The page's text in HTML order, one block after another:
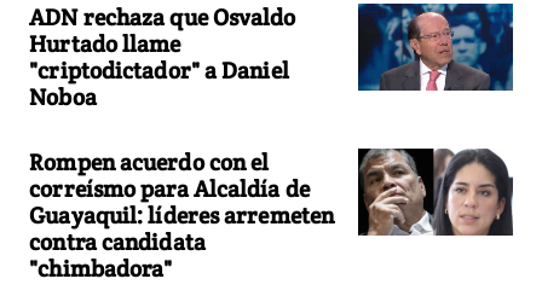
ADN rechaza que Osvaldo
Hurtado llame
"criptodictador" a Daniel
Noboa
Rompen acuerdo con el
correísmo para Alcaldía de
Guayaquil: líderes arremeten
contra candidata
"chimbadora"